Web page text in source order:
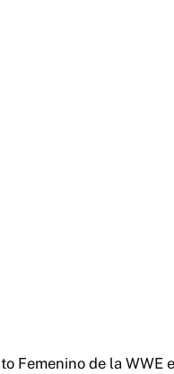
Femenino de la WWE